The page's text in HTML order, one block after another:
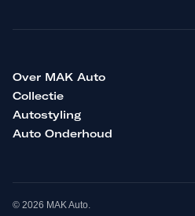
Over MAK Auto
Collectie
Autostyling
Auto Onderhoud
© 2026 MAK Auto.